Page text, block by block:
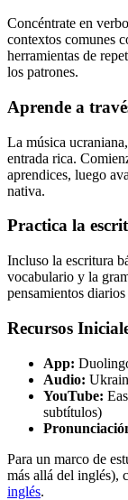
Concéntrate en
contextos comunes
herramientas de
los patrones.
Aprende a
La música
entrada rica.
aprendices, luego
nativa.
Practica la
Incluso la escritura
vocabulario y la
pensamientos
Recursos
App:
Audio:
YouTube:
subtítulos)
Para un marco de
más allá del inglés),
inglés.